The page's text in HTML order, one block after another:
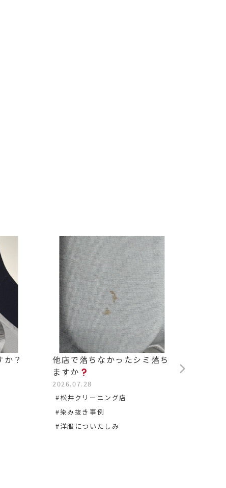
？
他店で落ちなかったシミ落ち
ますか
2026.07.28
#松井クリーニング店
#染み抜き事例
#洋服についたしみ